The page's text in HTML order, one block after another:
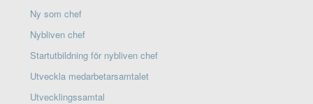
Ny som chef
Nybliven chef
Startutbildning för nybliven chef
Utveckla medarbetarsamtalet
Utvecklingssamtal